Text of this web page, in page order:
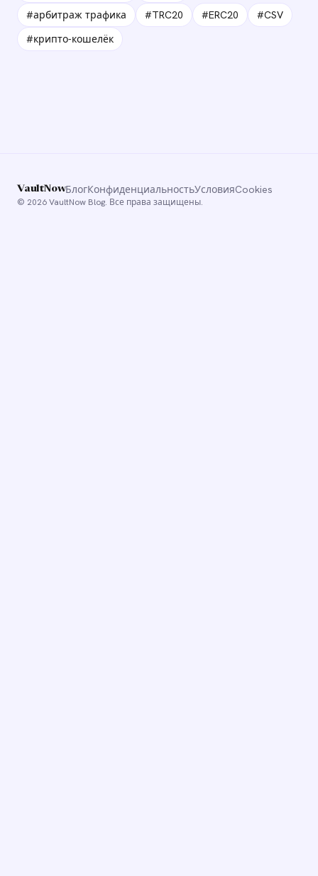
#арбитраж трафика
#TRC20 #ERC20
#CSV
#крипто-кошелёк
VaultNowБлогКонфиденциальностьУсловияCookies
© 2026 VaultNow Blog. Все права защищены.